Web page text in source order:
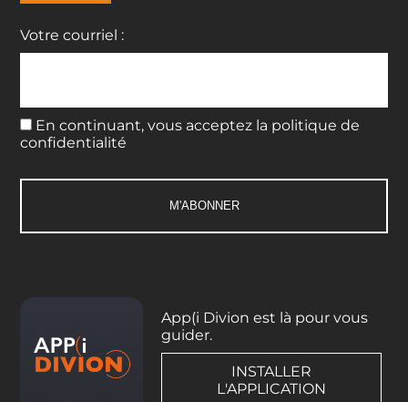
Votre courriel :
En continuant, vous acceptez la politique de
confidentialité
App(i Divion est là pour vous
guider.
INSTALLER
L'APPLICATION